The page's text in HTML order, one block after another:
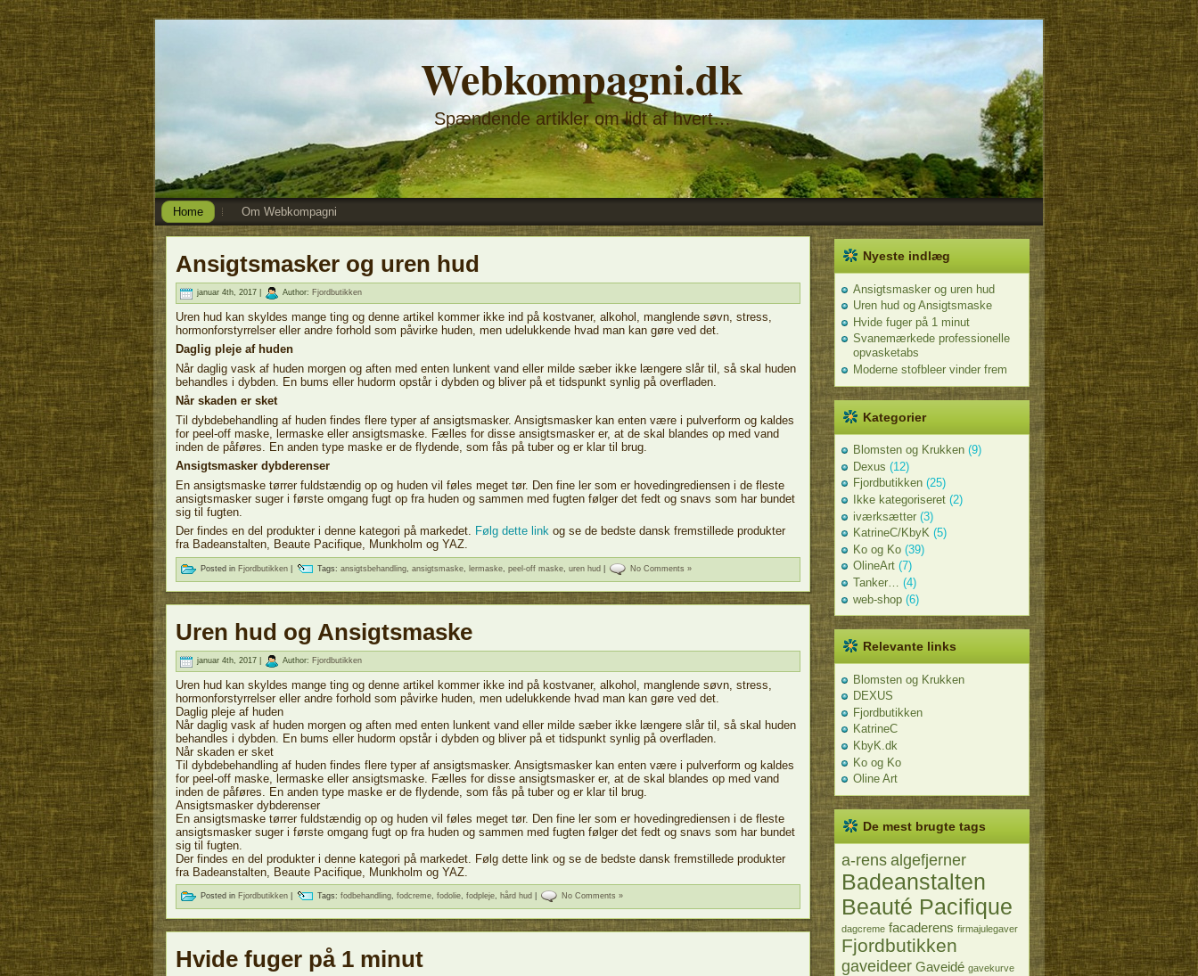
Webkompagni.dk
Spændende artikler om lidt af hvert…
Home Om Webkompagni
Ansigtsmasker og uren hud
januar 4th, 2017 | Author: Fjordbutikken
Uren hud kan skyldes mange ting og denne artikel kommer ikke ind på kostvaner, alkohol, manglende søvn, stress,
hormonforstyrrelser eller andre forhold som påvirke huden, men udelukkende hvad man kan gøre ved det.
Daglig pleje af huden
Når daglig vask af huden morgen og aften med enten lunkent vand eller milde sæber ikke længere slår til, så skal huden
behandles i dybden. En bums eller hudorm opstår i dybden og bliver på et tidspunkt synlig på overfladen.
Når skaden er sket
Til dybdebehandling af huden findes flere typer af ansigtsmasker. Ansigtsmasker kan enten være i pulverform og kaldes
for peel-off maske, lermaske eller ansigtsmaske. Fælles for disse ansigtsmasker er, at de skal blandes op med vand
inden de påføres. En anden type maske er de flydende, som fås på tuber og er klar til brug.
Ansigtsmasker dybderenser
En ansigtsmaske tørrer fuldstændig op og huden vil føles meget tør. Den fine ler som er hovedingrediensen i de fleste
ansigtsmasker suger i første omgang fugt op fra huden og sammen med fugten følger det fedt og snavs som har bundet
sig til fugten.
Der findes en del produkter i denne kategori på markedet. Følg dette link og se de bedste dansk fremstillede produkter
fra Badeanstalten, Beaute Pacifique, Munkholm og YAZ.
Posted in Fjordbutikken Tags: ansigtsbehandling, ansigtsmaske, lermaske, peel-off maske, uren hud No Comments »
Uren hud og Ansigtsmaske
januar 4th, 2017 | Author: Fjordbutikken
Uren hud kan skyldes mange ting og denne artikel kommer ikke ind på kostvaner, alkohol, manglende søvn, stress,
hormonforstyrrelser eller andre forhold som påvirke huden, men udelukkende hvad man kan gøre ved det.
Daglig pleje af huden
Når daglig vask af huden morgen og aften med enten lunkent vand eller milde sæber ikke længere slår til, så skal huden
behandles i dybden. En bums eller hudorm opstår i dybden og bliver på et tidspunkt synlig på overfladen.
Når skaden er sket
Til dybdebehandling af huden findes flere typer af ansigtsmasker. Ansigtsmasker kan enten være i pulverform og kaldes
for peel-off maske, lermaske eller ansigtsmaske. Fælles for disse ansigtsmasker er, at de skal blandes op med vand
inden de påføres. En anden type maske er de flydende, som fås på tuber og er klar til brug.
Ansigtsmasker dybderenser
En ansigtsmaske tørrer fuldstændig op og huden vil føles meget tør. Den fine ler som er hovedingrediensen i de fleste
ansigtsmasker suger i første omgang fugt op fra huden og sammen med fugten følger det fedt og snavs som har bundet
sig til fugten.
Der findes en del produkter i denne kategori på markedet. Følg dette link og se de bedste dansk fremstillede produkter
fra Badeanstalten, Beaute Pacifique, Munkholm og YAZ.
Posted in Fjordbutikken Tags: fodbehandling, fodcreme, fodolie, fodpleje, hård hud No Comments »
Hvide fuger på 1 minut
Nyeste indlæg
Ansigtsmasker og uren hud
Uren hud og Ansigtsmaske
Hvide fuger på 1 minut
Svanemærkede professionelle
opvasketabs
Moderne stofbleer vinder frem
Kategorier
Blomsten og Krukken (9)
Dexus (12)
Fjordbutikken (25)
Ikke kategoriseret (2)
iværksætter (3)
KatrineC/KbyK (5)
Ko og Ko (39)
OlineArt (7)
Tanker…
(4)
web-shop (6)
Relevante links
Blomsten og Krukken
DEXUS
Fjordbutikken
KatrineC
KbyK.dk
Ko og Ko
Oline Art
De mest brugte tags
a-rensalgefjerner
Badeanstalten
Beauté Pacifique
dagcreme facaderens firmajulegaver
Fjordbutikken
gaveideer Gaveidé gavekurve